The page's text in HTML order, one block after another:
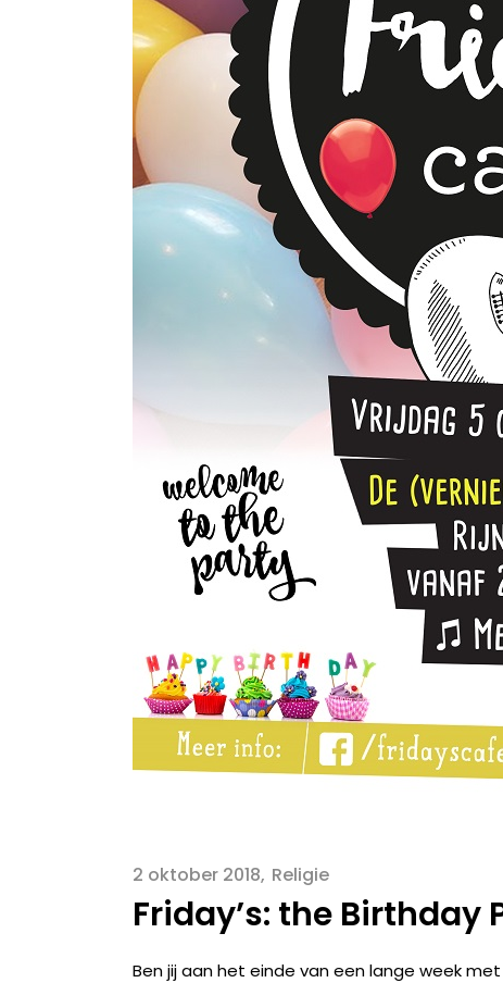
2 oktober 2018 Religie
Friday’s: the Birthday
Ben jij aan het einde van een lange week